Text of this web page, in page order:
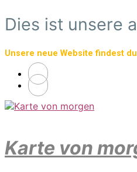
Zum
Hauptinhalt
Dies ist unsere
Unsere neue Website findest
Karte von